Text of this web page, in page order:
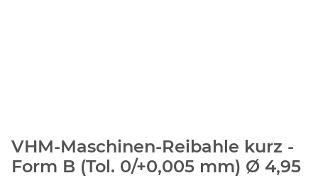
VHM-Maschinen-Reibahle kurz -
Form B (Tol. 0/+0,005 mm) Ø 4,95